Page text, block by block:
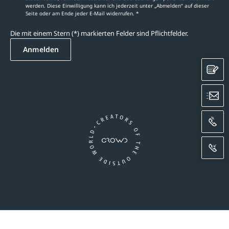
werden. Diese Einwilligung kann ich jederzeit unter „Abmelden‘‘ auf dieser
Seite oder am Ende jeder E-Mail widerrufen. *
Die mit einem Stern (*) markierten Felder sind Pflichtfelder.
Anmelden